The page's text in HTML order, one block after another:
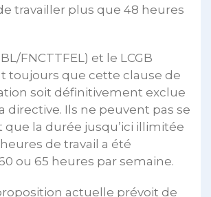
travailler plus que 48 heures
FNCTTFEL) et le LCGB
toujours que cette clause de
soit définitivement exclue
directive. Ils ne peuvent pas se
que la durée jusqu’ici illimitée
de travail a été
ou 65 heures par semaine.
actuelle prévoit de